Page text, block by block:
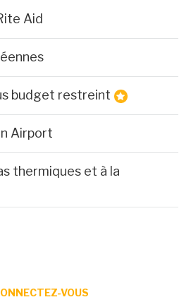
Aid
budget restreint
Airport
thermiques et à la
VOUS